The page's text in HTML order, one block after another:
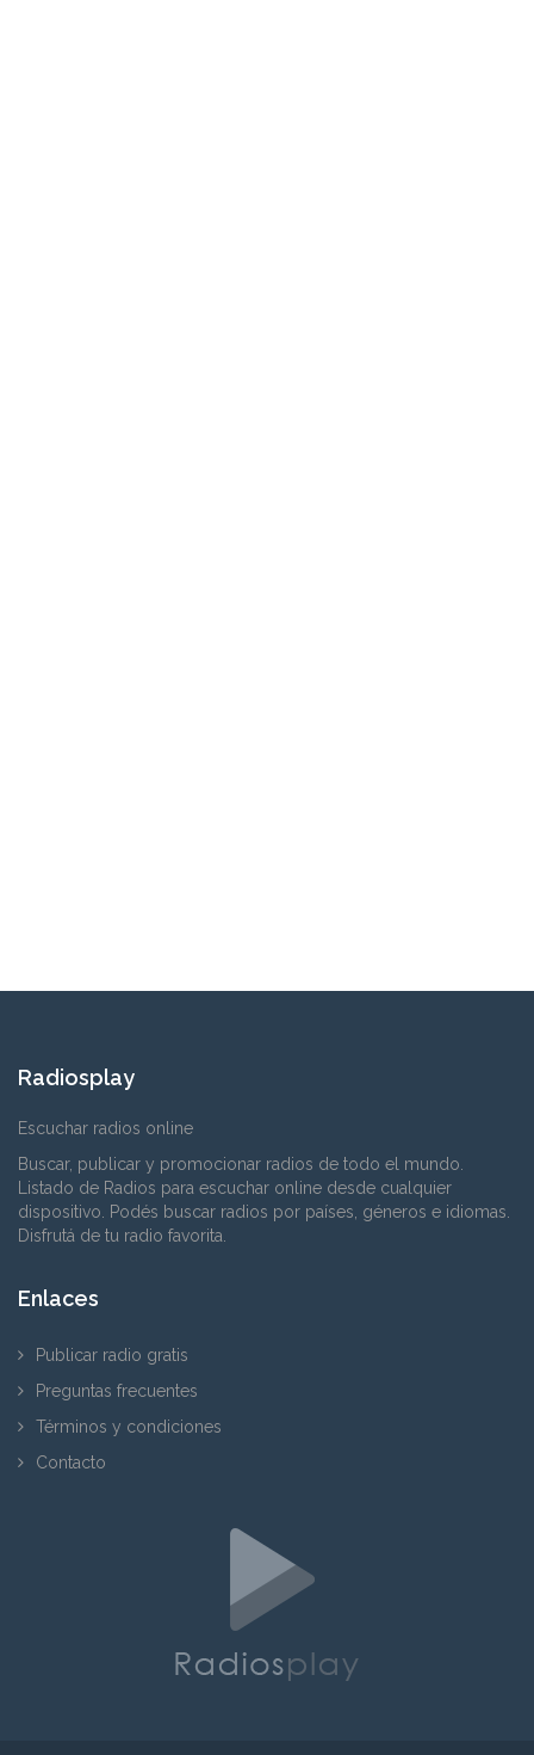
Radiosplay
Escuchar radios online
Buscar, publicar y promocionar radios de todo el mundo.
Listado de Radios para escuchar online desde cualquier
dispositivo. Podés buscar radios por países, géneros e idiomas.
Disfrutá de tu radio favorita.
Enlaces
Publicar radio gratis
Preguntas frecuentes
Términos y condiciones
Contacto